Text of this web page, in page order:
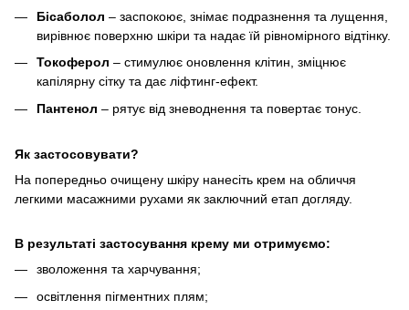
Бісаболол – заспокоює, знімає подразнення та лущення,
вирівнює поверхню шкіри та надає їй рівномірного відтінку.
Токоферол – стимулює оновлення клітин, зміцнює
капілярну сітку та дає ліфтинг-ефект.
Пантенол – рятує від зневоднення та повертає тонус.
Як застосовувати?
На попередньо очищену шкіру нанесіть крем на обличчя
легкими масажними рухами як заключний етап догляду.
В результаті застосування крему ми отримуємо:
зволоження та харчування;
освітлення пігментних плям;